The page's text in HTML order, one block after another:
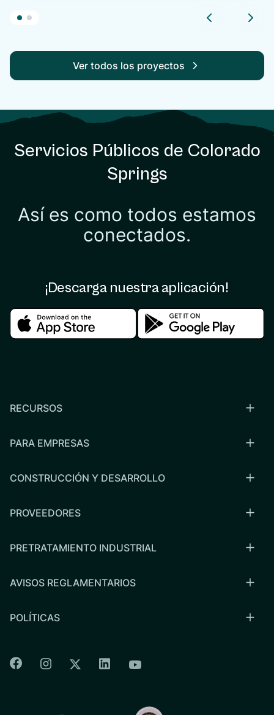
Ver todos los proyectos
Servicios Públicos de Colorado
Springs
Así es como todos estamos
conectados.
¡Descarga nuestra aplicación!
Download in the apple storeDownload in the
RECURSOS
PARA EMPRESAS
CONSTRUCCIÓN Y DESARROLLO
PROVEEDORES
PRETRATAMIENTO INDUSTRIAL
AVISOS REGLAMENTARIOS
POLÍTICAS
Colorado Springs Facebook
Colorado Springs Instagram
Colorado Springs Twitter
Colorado Springs Linkedin
Colorado Springs